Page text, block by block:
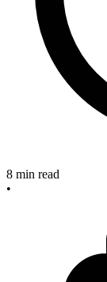
8 min read
•